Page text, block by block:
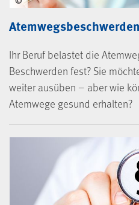
Atemwegsbeschwerden
Ihr Beruf belastet die
Beschwerden fest? Sie
weiter ausüben – aber wie
Atemwege gesund erhalten?